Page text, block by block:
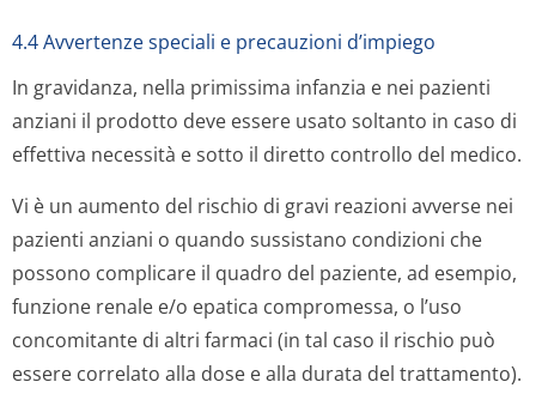
4.4 Avvertenze speciali e precauzioni d’impiego
In gravidanza, nella primissima infanzia e nei pazienti
anziani il prodotto deve essere usato soltanto in caso di
effettiva necessità e sotto il diretto controllo del medico.
Vi è un aumento del rischio di gravi reazioni avverse nei
pazienti anziani o quando sussistano condizioni che
possono complicare il quadro del paziente, ad esempio,
funzione renale e/o epatica compromessa, o l’uso
concomitante di altri farmaci (in tal caso il rischio può
essere correlato alla dose e alla durata del trattamento).